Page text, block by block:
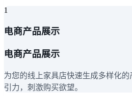
1
电商产品展示
电商产品展示
为您的线上家具店快速生成多样化
引力，刺激购买欲望。